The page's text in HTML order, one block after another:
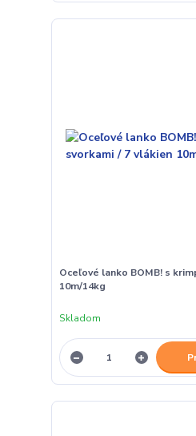
Oceľové lanko BOMB! s
10m/14kg
Skladom